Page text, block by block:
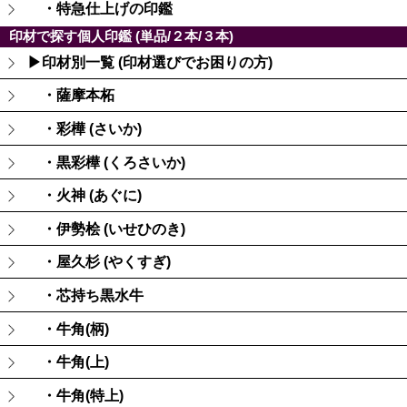
・特急仕上げの印鑑
印材で探す個人印鑑 (単品/２本/３本)
▶印材別一覧 (印材選びでお困りの方)
・薩摩本柘
・彩樺 (さいか)
・黒彩樺 (くろさいか)
・火神 (あぐに)
・伊勢桧 (いせひのき)
・屋久杉 (やくすぎ)
・芯持ち黒水牛
・牛角(柄)
・牛角(上)
・牛角(特上)